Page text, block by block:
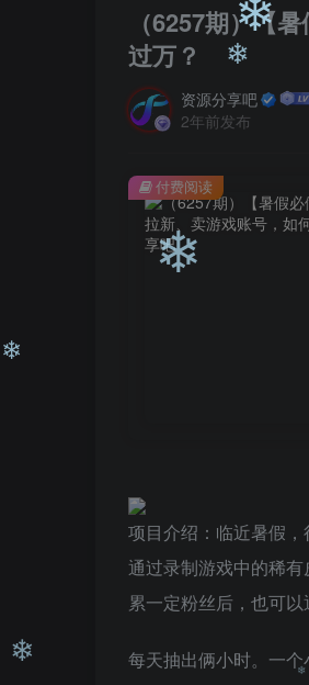
（6257期）【
过万？
资源分享吧
2年前发布
付费阅读
项目介绍：临近暑假
通过录制游戏中的稀
累一定粉丝后，也可以
每天抽出俩小时。一
❄